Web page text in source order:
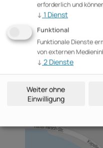
Adresse
B2events GmbH
im Haus der
Folgen Sie uns
erforderlich und
↓ 1 Dienst
Funktional
Funktionale Dienste
von externen
↓ 2 Dienste
Weiter ohne
Einwilligung